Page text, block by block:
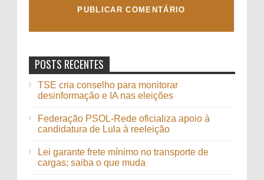
POSTS RECENTES
TSE cria conselho para monitorar
desinformação e IA nas eleições
Federação PSOL-Rede oficializa apoio à
candidatura de Lula à reeleição
Lei garante frete mínimo no transporte de
cargas; saiba o que muda